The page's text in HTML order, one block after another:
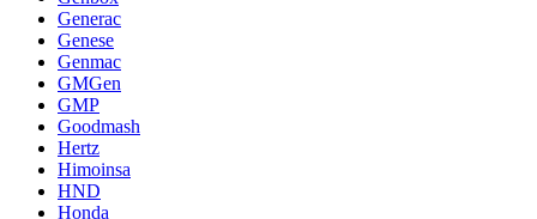
Generac
Genese
Genmac
GMGen
GMP
Goodmash
Hertz
Himoinsa
HND
Honda